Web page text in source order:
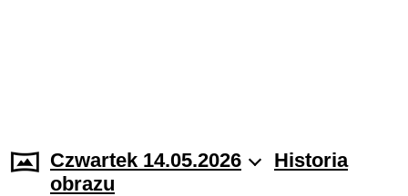
Czwartek 14.05.2026
Historia
obrazu